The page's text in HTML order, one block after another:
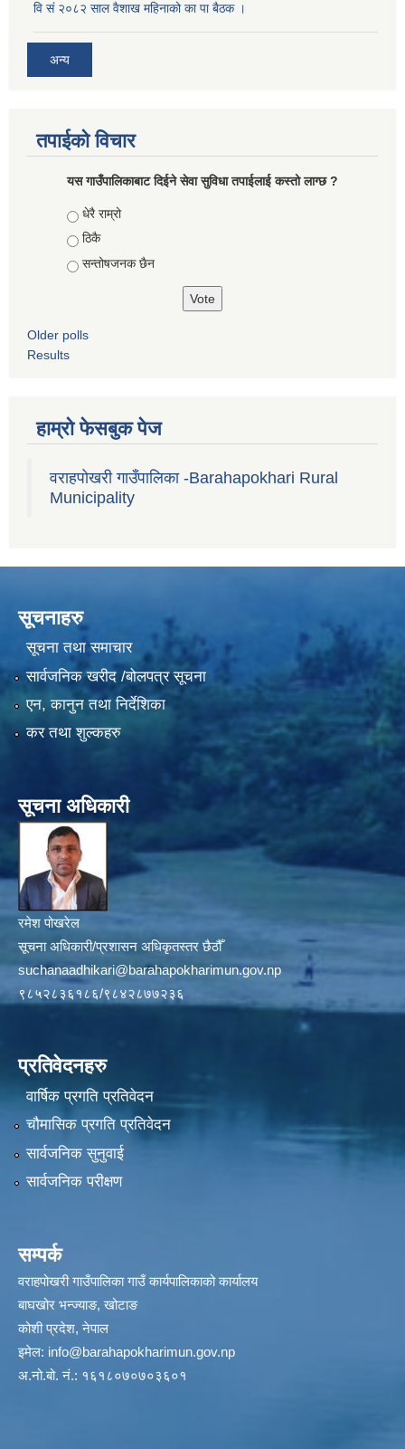
वि सं २०८२ साल वैशाख महिनाको का पा बैठक ।
अन्य
तपाईको विचार
यस गाउँपालिकाबाट दिईने सेवा सुविधा तपाईलाई कस्तो लाग्छ ?
Choices
धेरै राम्रो
ठिकै
सन्तोषजनक छैन
Older polls
Results
हाम्रो फेसबुक पेज
वराहपोखरी गाउँपालिका -Barahapokhari Rural
Municipality
सूचनाहरु
सूचना तथा समाचार
सार्वजनिक खरीद /बोलपत्र सूचना
एन, कानुन तथा निर्देशिका
कर तथा शुल्कहरु
सूचना अधिकारी
रमेश पोखरेल
सूचना अधिकारी/प्रशासन अधिकृतस्तर छैठौँ
suchanaadhikari@barahapokharimun.gov.np
९८५२८३६१८६/९८४२८७७२३६
प्रतिवेदनहरु
वार्षिक प्रगति प्रतिवेदन
चौमासिक प्रगति प्रतिवेदन
सार्वजनिक सुनुवाई
सार्वजनिक परीक्षण
सम्पर्क
वराहपोखरी गाउँपालिका गाउँ कार्यपालिकाको कार्यालय
बाघखोर भन्ज्याङ, खोटाङ
कोशी प्रदेश, नेपाल
इमेल: info@barahapokharimun.gov.np
अ.नो.बो. नं.: १६१८०७०७०३६०१